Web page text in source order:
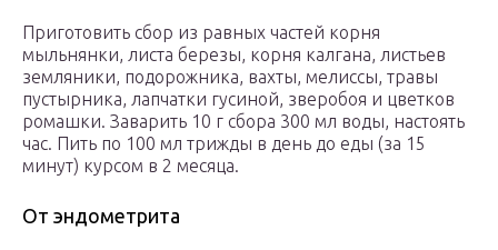
Приготовить сбор из равных частей корня
мыльнянки, листа березы, корня калгана, листьев
земляники, подорожника, вахты, мелиссы, травы
пустырника, лапчатки гусиной, зверобоя и цветков
ромашки. Заварить 10 г сбора 300 мл воды, настоять
час. Пить по 100 мл трижды в день до еды (за 15
минут) курсом в 2 месяца.
От эндометрита